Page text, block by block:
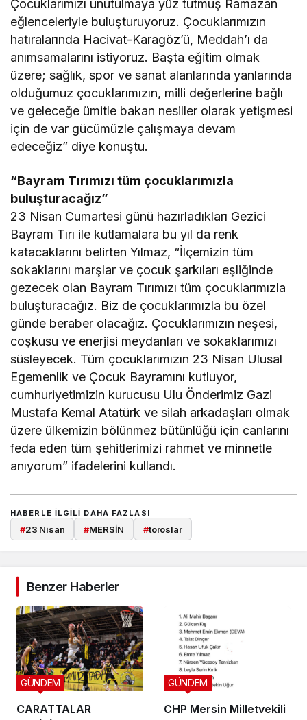
Çocuklarımızı unutulmaya yüz tutmuş Ramazan
eğlenceleriyle buluşturuyoruz. Çocuklarımızın
hatıralarında Hacivat-Karagöz’ü, Meddah’ı da
anımsamalarını istiyoruz. Başta eğitim olmak
üzere; sağlık, spor ve sanat alanlarında yanlarında
olduğumuz çocuklarımızın, milli değerlerine bağlı
ve geleceğe ümitle bakan nesiller olarak yetişmesi
için de var gücümüzle çalışmaya devam
edeceğiz” diye konuştu.
“Bayram Tırımızı tüm çocuklarımızla
buluşturacağız”
23 Nisan Cumartesi günü hazırladıkları Gezici
Bayram Tırı ile kutlamalara bu yıl da renk
katacaklarını belirten Yılmaz, “İlçemizin tüm
sokaklarını marşlar ve çocuk şarkıları eşliğinde
gezecek olan Bayram Tırımızı tüm çocuklarımızla
buluşturacağız. Biz de çocuklarımızla bu özel
günde beraber olacağız. Çocuklarımızın neşesi,
coşkusu ve enerjisi meydanları ve sokaklarımızı
süsleyecek. Tüm çocuklarımızın 23 Nisan Ulusal
Egemenlik ve Çocuk Bayramını kutluyor,
cumhuriyetimizin kurucusu Ulu Önderimiz Gazi
Mustafa Kemal Atatürk ve silah arkadaşları olmak
üzere ülkemizin bölünmez bütünlüğü için canlarını
feda eden tüm şehitlerimizi rahmet ve minnetle
anıyorum” ifadelerini kullandı.
HABERLE ILGILI DAHA FAZLASI
#23 Nisan #MERSİN #toroslar
Benzer Haberler
CARATTALAR
GÜNDEM
CHP Mersin Milletvekili
GÜNDEM